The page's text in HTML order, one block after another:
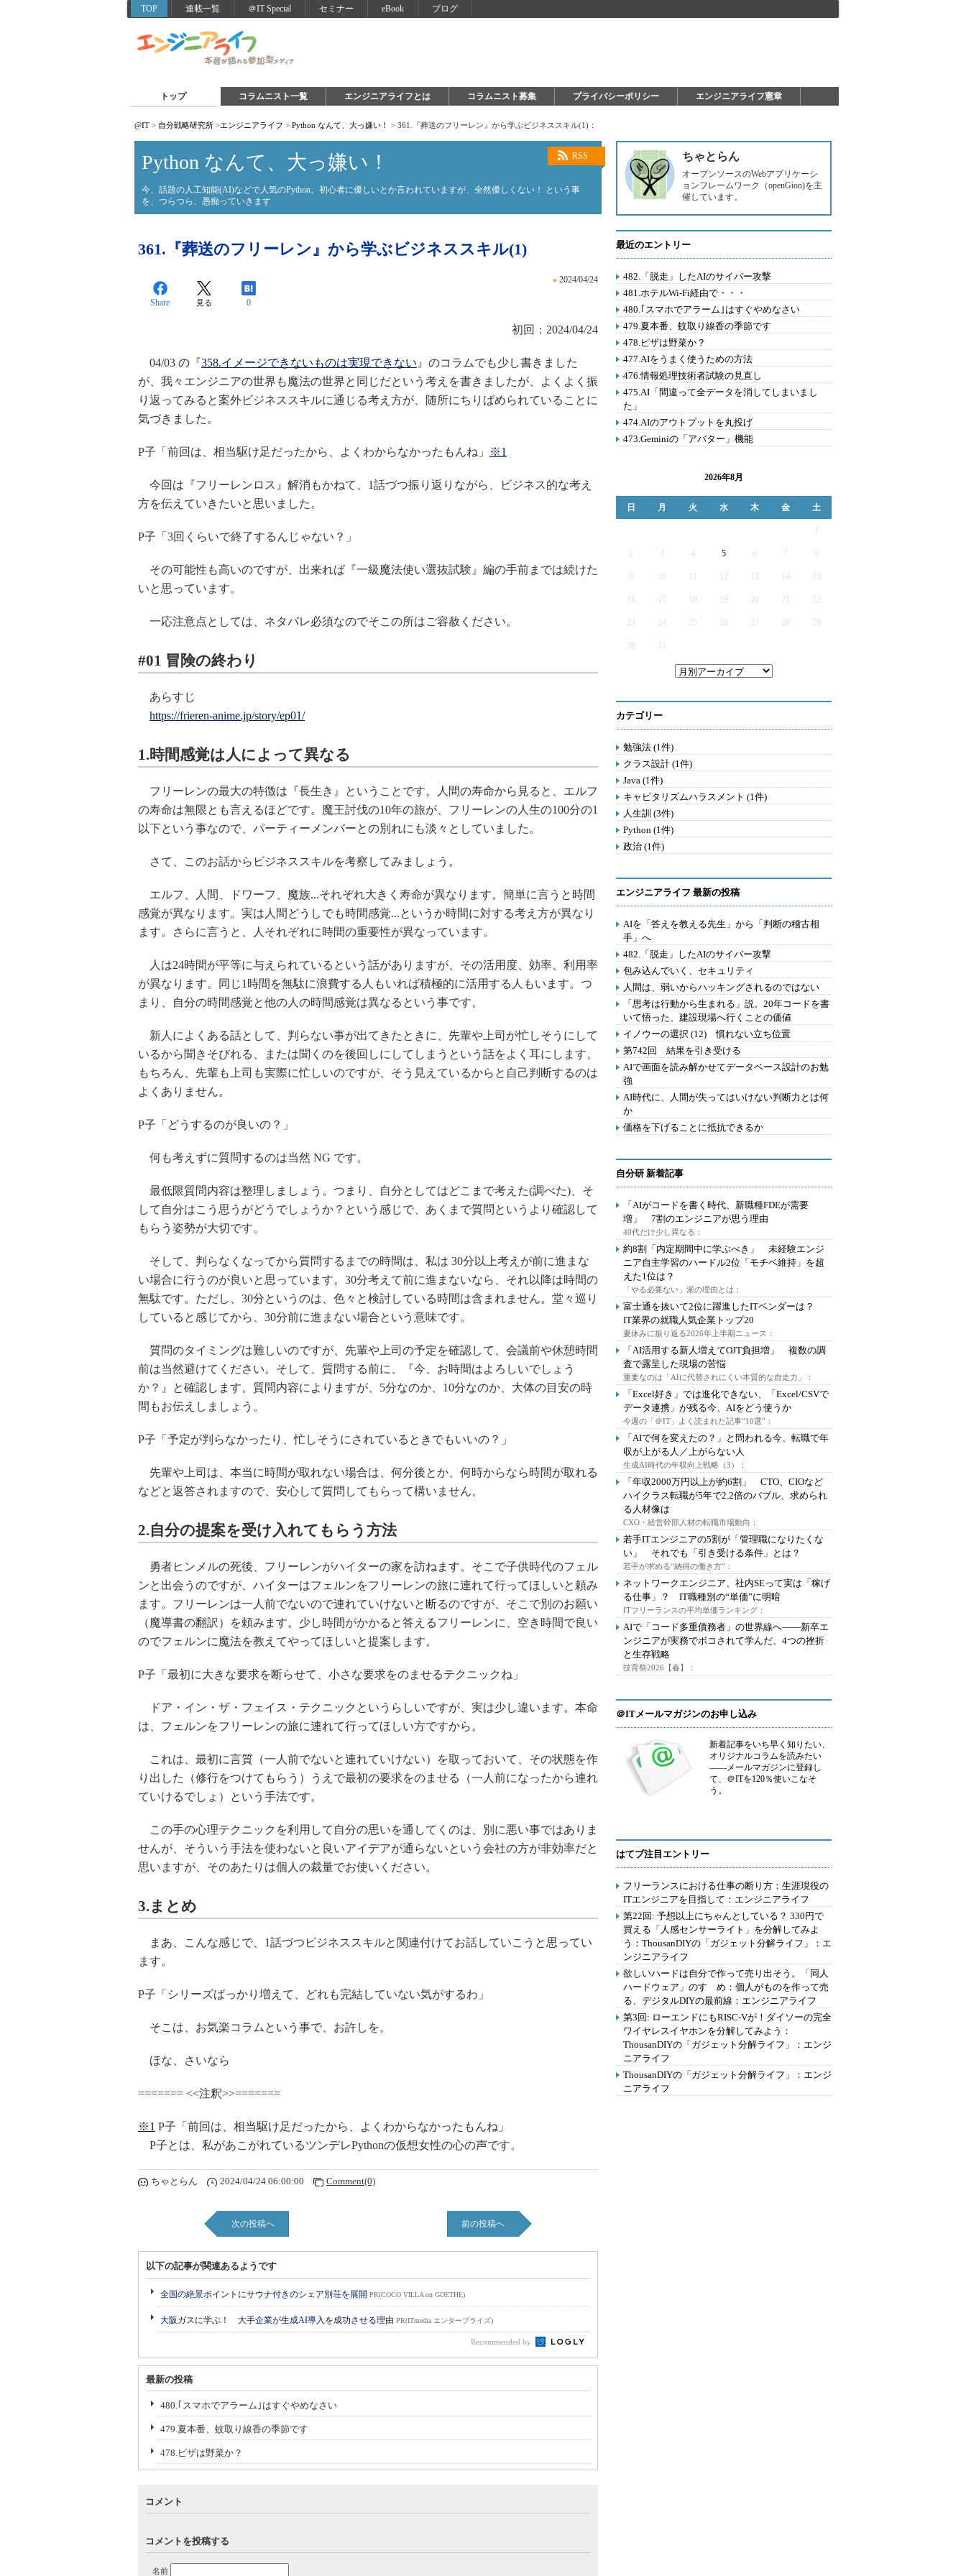
TOP 連載一覧 ＠IT Special セミナー eBook ブログ
トップ コラムニスト一覧 エンジニアライフとは コラムニスト募集 プライバシーポリシー エンジニアライフ憲章
@IT > 自分戦略研究所 >エンジニアライフ > Python なんて、大っ嫌い！ > 361.『葬送のフリーレン』から学ぶビジネススキル(1)：
RSS
Python なんて、大っ嫌い！
今、話題の人工知能(AI)などで人気のPython。初心者に優しいとか言われていますが、全然優しくない！ という事
を、つらつら、愚痴っていきます
361.『葬送のフリーレン』から学ぶビジネススキル(1)
» 2024/04/24
Share 見る 0
初回：2024/04/24
04/03 の『358.イメージできないものは実現できない 』のコラムでも少し書きました
が、我々エンジニアの世界も魔法の世界と同じだという考えを書きましたが、よくよく振
り返ってみると案外ビジネススキルに通じる考え方が、随所にちりばめられていることに
気づきました。
P子「前回は、相当駆け足だったから、よくわからなかったもんね」 ※1
今回は『フリーレンロス』解消もかねて、1話づつ振り返りながら、ビジネス的な考え
方を伝えていきたいと思いました。
P子「3回くらいで終了するんじゃない？」
その可能性も高いのですが、出来れば『一級魔法使い選抜試験』編の手前までは続けた
いと思っています。
一応注意点としては、ネタバレ必須なのでそこの所はご容赦ください。
#01 冒険の終わり
あらすじ
https://frieren-anime.jp/story/ep01/
1.時間感覚は人によって異なる
フリーレンの最大の特徴は『長生き』ということです。人間の寿命から見ると、エルフ
の寿命は無限とも言えるほどです。魔王討伐の10年の旅が、フリーレンの人生の100分の1
以下という事なので、パーティーメンバーとの別れにも淡々としていました。
さて、このお話からビジネススキルを考察してみましょう。
エルフ、人間、ドワーフ、魔族...それぞれ大きく寿命が異なります。簡単に言うと時間
感覚が異なります。実は人間どうしでも時間感覚...というか時間に対する考え方が異なり
ます。さらに言うと、人それぞれに時間の重要性が異なっています。
人は24時間が平等に与えられているという話がありますが、その活用度、効率、利用率
が異なります。同じ1時間を無駄に浪費する人もいれば積極的に活用する人もいます。つ
まり、自分の時間感覚と他の人の時間感覚は異なるという事です。
新人によくある話として、判らない事が出てきたときに、先輩や上司が忙しそうにして
いるから聞きそびれる、または聞くのを後回しにしてしまうという話をよく耳にします。
もちろん、先輩も上司も実際に忙しいのですが、そう見えているからと自己判断するのは
よくありません。
P子「どうするのが良いの？」
何も考えずに質問するのは当然 NG です。
最低限質問内容は整理しましょう。つまり、自分としてはどこまで考えた(調べた)、そ
して自分はこう思うがどうでしょうか？という感じで、あくまで質問というより確認して
もらう姿勢が大切です。
そして、判らなくなってから質問するまでの時間は、私は 30分以上考えが前に進まな
い場合に行うのが良いと思っています。30分考えて前に進まないなら、それ以降は時間の
無駄です。ただし、30分というのは、色々と検討している時間は含まれません。堂々巡り
していると感じてから、30分前に進まない場合という意味です。
質問のタイミングは難しいのですが、先輩や上司の予定を確認して、会議前や休憩時間
前は当然避けてください。そして、質問する前に、『今、お時間はよろしいでしょう
か？』と確認します。質問内容によりますが、5分なのか、10分なのか、大体の目安の時
間もお伝えしましょう。
P子「予定が判らなかったり、忙しそうにされているときでもいいの？」
先輩や上司は、本当に時間が取れない場合は、何分後とか、何時からなら時間が取れる
などと返答されますので、安心して質問してもらって構いません。
2.自分の提案を受け入れてもらう方法
勇者ヒンメルの死後、フリーレンがハイターの家を訪ねます。そこで子供時代のフェル
ンと出会うのですが、ハイターはフェルンをフリーレンの旅に連れて行ってほしいと頼み
ます。フリーレンは一人前でないので連れていけないと断るのですが、そこで別のお願い
（魔導書の翻訳）を頼みます。少し時間がかかると答えるフリーレンに、空き時間で良い
のでフェルンに魔法を教えてやってほしいと提案します。
P子「最初に大きな要求を断らせて、小さな要求をのませるテクニックね」
ドア・イン・ザ・フェイス・テクニックというらしいですが、実は少し違います。本命
は、フェルンをフリーレンの旅に連れて行ってほしい方ですから。
これは、最初に言質（一人前でないと連れていけない）を取っておいて、その状態を作
り出した（修行をつけてもらう）うえで最初の要求をのませる（一人前になったから連れ
ていけるでしょ）という手法です。
この手の心理テクニックを利用して自分の思いを通してくのは、別に悪い事ではありま
せんが、そういう手法を使わないと良いアイデアが通らないという会社の方が非効率だと
思いますが、そのあたりは個人の裁量でお使いください。
3.まとめ
まあ、こんな感じで、1話づつビジネススキルと関連付けてお話していこうと思ってい
ます。
P子「シリーズばっかり増えて、どれも完結していない気がするわ」
そこは、お気楽コラムという事で、お許しを。
ほな、さいなら
======= <<注釈>>=======
※1 P子「前回は、相当駆け足だったから、よくわからなかったもんね」
P子とは、私があこがれているツンデレPythonの仮想女性の心の声です。
ちゃとらん 2024/04/24 06:00:00 Comment(0)
次の投稿へ 前の投稿へ
以下の記事が関連あるようです
全国の絶景ポイントにサウナ付きのシェア別荘を展開 PR(COCO VILLA on GOETHE)
大阪ガスに学ぶ！ 大手企業が生成AI導入を成功させる理由 PR(ITmedia エンタープライズ)
Recommended by
最新の投稿
480.｢スマホでアラーム｣はすぐやめなさい
479.夏本番、蚊取り線香の季節です
478.ピザは野菜か？
コメント
コメントを投稿する
名前
ちゃとらん
オープンソースのWebアプリケーシ
ョンフレームワーク（openGion)を主
催しています。
最近のエントリー
482.「脱走」したAIのサイバー攻撃
481.ホテルWi-Fi経由で・・・
480.｢スマホでアラーム｣はすぐやめなさい
479.夏本番、蚊取り線香の季節です
478.ピザは野菜か？
477.AIをうまく使うための方法
476.情報処理技術者試験の見直し
475.AI「間違って全データを消してしまいまし
た」
474.AIのアウトプットを丸投げ
473.Geminiの「アバター」機能
2026年8月
日 月 火 水 木 金 土
2 3 4 5 6 7
9 12 13 14 15
16 17 19 20 21 22
23 24 25 26 27 28 29
30 31
カテゴリー
勉強法 (1件)
クラス設計 (1件)
Java (1件)
キャピタリズムハラスメント (1件)
人生訓 (3件)
Python (1件)
政治 (1件)
エンジニアライフ 最新の投稿
AIを「答えを教える先生」から「判断の稽古相
手」へ
482.「脱走」したAIのサイバー攻撃
包み込んでいく、セキュリティ
人間は、弱いからハッキングされるのではない
「思考は行動から生まれる」説。20年コードを書
いて悟った、建設現場へ行くことの価値
イノウーの選択 (12) 慣れない立ち位置
第742回 結果を引き受ける
AIで画面を読み解かせてデータベース設計のお勉
強
AI時代に、人間が失ってはいけない判断力とは何
か
価格を下げることに抵抗できるか
自分研 新着記事
「AIがコードを書く時代、新職種FDEが需要
増」 7割のエンジニアが思う理由
40代だけ少し異なる：
約8割「内定期間中に学ぶべき」 未経験エンジ
ニア自主学習のハードル2位「モチベ維持」を超
えた1位は？
「やる必要ない」派の理由とは：
富士通を抜いて2位に躍進したITベンダーは？
IT業界の就職人気企業トップ20
夏休みに振り返る2026年上半期ニュース：
「AI活用する新人増えてOJT負担増」 複数の調
査で露呈した現場の苦悩
重要なのは「AIに代替されにくい本質的な自走力」：
「Excel好き」では進化できない、「Excel/CSVで
データ連携」が残る今、AIをどう使うか
今週の「＠IT」よく読まれた記事“10選”：
「AIで何を変えたの？」と問われる今、転職で年
収が上がる人／上がらない人
生成AI時代の年収向上戦略（3）：
「年収2000万円以上が約6割」 CTO、CIOなど
ハイクラス転職が5年で2.2倍のバブル、求められ
る人材像は
CXO・経営幹部人材の転職市場動向：
若手ITエンジニアの5割が「管理職になりたくな
い」 それでも「引き受ける条件」とは？
若手が求める“納得の働き方”：
ネットワークエンジニア、社内SEって実は「稼げ
る仕事」？ IT職種別の“単価”に明暗
ITフリーランスの平均単価ランキング：
AIで「コード多重債務者」の世界線へ――新卒エ
ンジニアが実務でボコされて学んだ、4つの挫折
と生存戦略
技育祭2026【春】：
＠ITメールマガジンのお申し込み
新着記事をいち早く知りたい、
オリジナルコラムを読みたい
――メールマガジンに登録し
て、＠ITを120％使いこなそ
う。
はてブ注目エントリー
フリーランスにおける仕事の断り方：生涯現役の
ITエンジニアを目指して：エンジニアライフ
第22回: 予想以上にちゃんとしている？ 330円で
買える「人感センサーライト」を分解してみよ
う：ThousanDIYの「ガジェット分解ライフ」：エ
ンジニアライフ
欲しいハードは自分で作って売り出そう。「同人
ハードウェア」のすゝめ：個人がものを作って売
る、デジタルDIYの最前線：エンジニアライフ
第3回: ローエンドにもRISC-Vが！ダイソーの完全
ワイヤレスイヤホンを分解してみよう：
ThousanDIYの「ガジェット分解ライフ」：エンジ
ニアライフ
ThousanDIYの「ガジェット分解ライフ」：エンジ
ニアライフ